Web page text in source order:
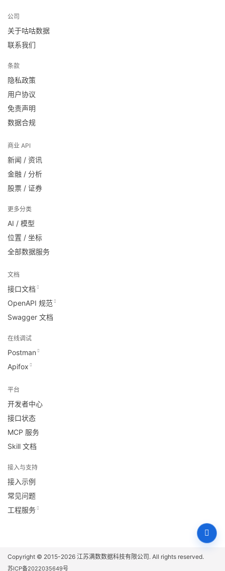
公司
关于咕咕数据
联系我们
条款
隐私政策
用户协议
免责声明
数据合规
商业 API
新闻 / 资讯
金融 / 分析
股票 / 证券
更多分类
AI / 模型
位置 / 坐标
全部数据服务
文档
接口文档
OpenAPI 规范
Swagger 文档
在线调试
Postman
Apifox
平台
开发者中心
接口状态
MCP 服务
Skill 文档
接入与支持
接入示例
常见问题
工程服务
Copyright © 2015-2026 江苏满数数据科技有限公司 . All rights reserved.
苏ICP备2022035649号